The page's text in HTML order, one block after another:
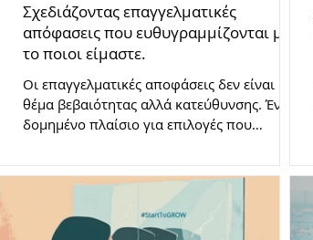
Σχεδιάζοντας επαγγελματικές
απόφασεις που ευθυγραμμίζονται με
το ποιοι είμαστε.
Οι επαγγελματικές αποφάσεις δεν είναι
θέμα βεβαιότητας αλλά κατεύθυνσης. Ένα
δομημένο πλαίσιο για επιλογές που
σημεία, το πλαίσιο ζωής και τη
μακροπρόθεσμη επαγγελματική ταυτότητα.